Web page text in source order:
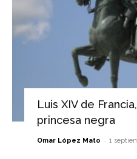
Luis XIV de
princesa negra
Omar López Mato - 1